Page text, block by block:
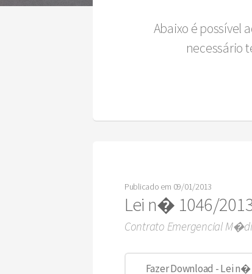
Abaixo é possível
necessário
Publicado em 09/01/2013
Lei n� 1046/
Contrato Emergencial
Fazer Download - Lei